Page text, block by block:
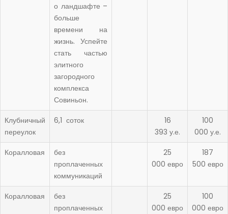
о ландшафте –
больше
времени на
жизнь. Успейте
стать частью
элитного
загородного
комплекса
Совиньон.
Клубничный
переулок
6,1 соток
16
393 у.е.
100
000 у.е.
Коралловая
без
проплаченных
коммуникаций
25
000 евро
187
500 евро
Коралловая
без
проплаченных
25
000 евро
100
000 евро